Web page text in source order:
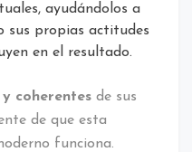
ayudándolos a
sus propias actitudes
en el resultado.
coherentes de sus
de que esta
funciona.